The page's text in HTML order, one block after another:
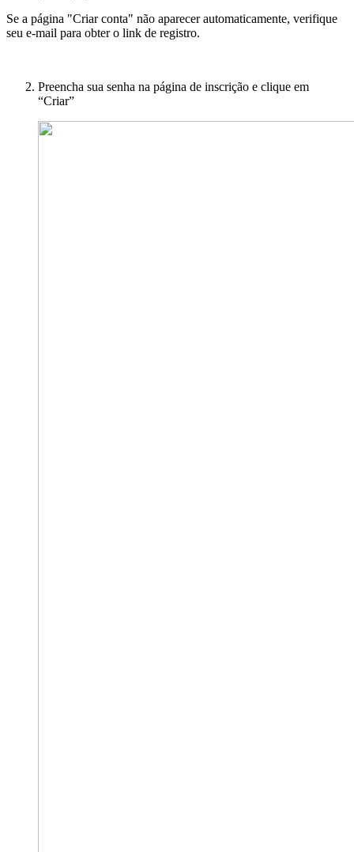
Se a página "Criar conta" não aparecer automaticamente, verifique
seu e-mail para obter o link de registro.
Preencha sua senha na página de inscrição e clique em
“Criar”